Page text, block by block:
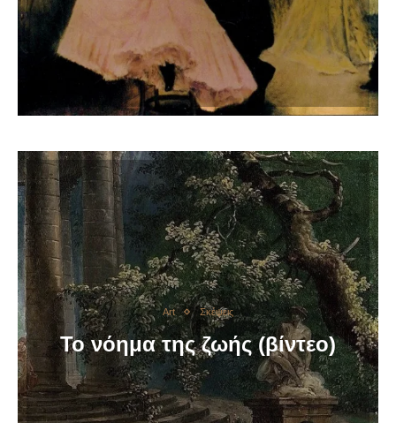
Art Σκέψεις
Το νόημα της ζωής (βίντεο)